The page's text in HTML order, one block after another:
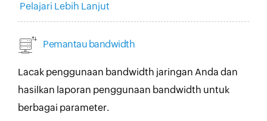
Pelajari Lebih Lanjut
Pemantau bandwidth
Lacak penggunaan bandwidth jaringan Anda dan
hasilkan laporan penggunaan bandwidth untuk
berbagai parameter.